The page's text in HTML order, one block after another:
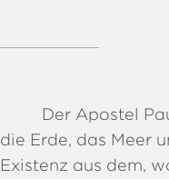
Der Apostel
die Erde, das Meer
Existenz aus dem,